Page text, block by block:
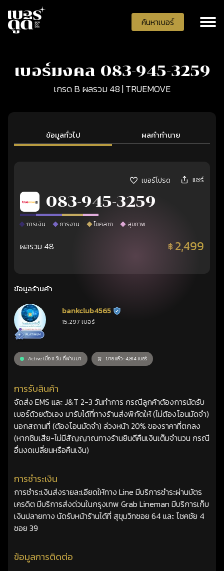
ค้นหาเบอร์
เบอร์มงคล 083-945-3259
เกรด B ผลรวม 48 | TRUEMOVE
ข้อมูลทั่วไป ผลคำทำนาย
เบอร์โปรด แชร์
083-945-3259
การเงิน การงาน โชคลาภ สุขภาพ
ผลรวม 48 ฿ 2,499
ข้อมูลร้านค้า
bankclub4565 ร้านยืนยันแล้ว
15,297 เบอร์
Active เมื่อ 11 วัน ที่ผ่านมา ขายแล้ว : 4,814 เบอร์
การรับสินค้า
จัดส่ง EMS และ J&T 2-3 วันทำการ กรณีลูกค้าต้องการนัดรับ
เบอร์ด้วยตัวเอง มารับได้ที่ทางร้านส่งพิกัดให้ (ไม่ต้องโอนมัดจำ)
นอกสถานที่ (ต้องโอนมัดจำ) ล่วงหน้า 20% ของราคาที่ตกลง
(หากซิมเสีย-ไม่มีสัญญาณทางร้านยินดีคืนเงินเต็มจำนวน กรณี
อื่นงดเปลี่ยนหรือคืนเงิน)
การชำระเงิน
การชำระเงินส่งรายละเอียดให้ทาง Line มีบริการชำระผ่านบัตร
เครดิต มีบริการส่งด่วนในกรุงเทพ Grab Lineman มีบริการเก็บ
เงินปลายทาง นัดรับหน้าร้านได้ที่ สุขุมวิทซอย 64 และ โชคชัย 4
ซอย 39
ข้อมูลการติดต่อ